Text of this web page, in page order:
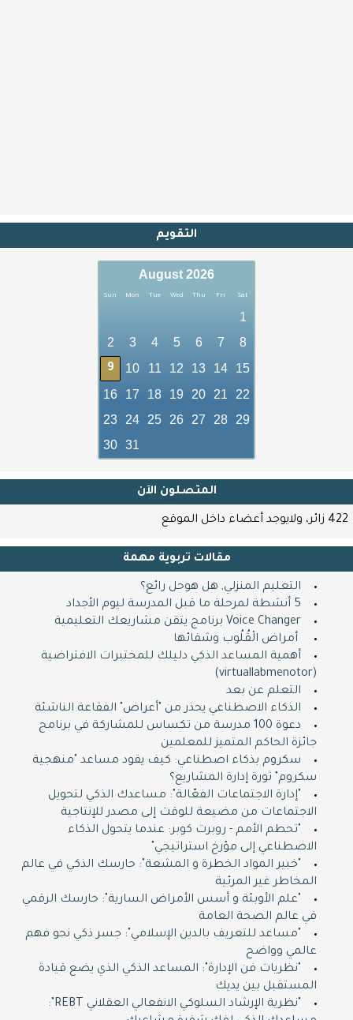
التقويم
August 2026
Sun Mon Tue Wed Thu Fri Sat
1
2
3 4 5 6 7 8
9 10 11 12 13 14
15
16
17 18 19 20 21
22
23
24 25 26 27 28
29
30 31
المتصلون اﻵن
422 زائر، ولايوجد أعضاء داخل الموقع
مقالات تربوية مهمة
التعليم المنزلي, هل هوحل رائع؟
5 أنشطة لمرحلة ما قبل المدرسة ليوم الأجداد
Voice Changer برنامج يتقن مشاريعك التعليمية
​ ​ أمراض الْقُلُوب وشفائها
أهمية المساعد الذكي دليلك للمختبرات الافتراضية
(virtuallabmenotor)
التعلم عن بعد
الذكاء الاصطناعي يحذر من "أعراض" الفقاعة الناشئة
دعوة 100 مدرسة من تكساس للمشاركة في برنامج
جائزة الحاكم المتميز للمعلمين
سكروم بذكاء اصطناعي: كيف يقود مساعد "منهجية
سكروم" ثورة إدارة المشاريع؟
"إدارة الاجتماعات الفعّالة": مساعدك الذكي لتحويل
الاجتماعات من مضيعة للوقت إلى مصدر للإنتاجية
"تحطم الأمم - روبرت كوبر: عندما يتحول الذكاء
الاصطناعي إلى مؤرخ استراتيجي"
"خبير المواد الخطرة و المشعة": حارسك الذكي في عالم
المخاطر غير المرئية
"علم الأوبئة و أسس الأمراض السارية": حارسك الرقمي
في عالم الصحة العامة
"مساعد للتعريف بالدين الإسلامي": جسر ذكي نحو فهم
عالمي وواضح
"نظريات فن الإدارة": المساعد الذكي الذي يضع قيادة
المستقبل بين يديك
"نظرية الإرشاد السلوكي الانفعالي العقلاني REBT":